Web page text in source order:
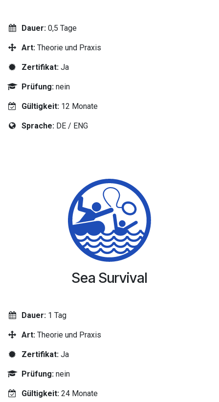
Dauer: 0,5 Tage
Art: Theorie und Praxis
Zertifikat: Ja
Prüfung: nein
Gültigkeit:12 Monate
Sprache:DE / ENG
Sea Survival
Dauer: 1 Tag
Art: Theorie und Praxis
Zertifikat: Ja
Prüfung: nein
Gültigkeit:24 Monate